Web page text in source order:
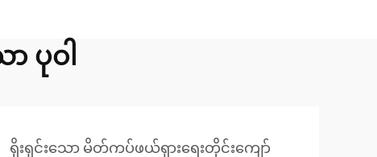
ပုဝါ
ရိုးရှင်းသော မိတ်ကပ်ဖယ်ရှားရေးတိုင်းကျော်